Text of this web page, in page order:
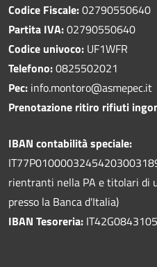
Codice Fiscale:02790550640
Partita IVA:02790550640
Codice univoco: UF1WFR
Telefono:0825502021
Pec: info.montoro@asmepec.it
Prenotazione ritiro rifiuti
IBAN contabilità speciale:
rientranti nella PA e titolari di
presso la Banca d'Italia)
IBAN Tesoreria: